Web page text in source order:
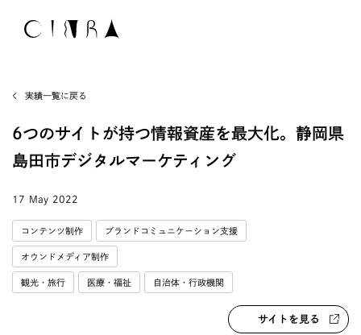
実績一覧に戻る
6つのサイトが持つ情報資産を最大化。静岡県
島田市デジタルマーケティング
17 May 2022
コンテンツ制作 ブランドコミュニケーション支援
オウンドメディア制作
観光・旅行 医療・福祉 自治体・行政機関
サイトを見る